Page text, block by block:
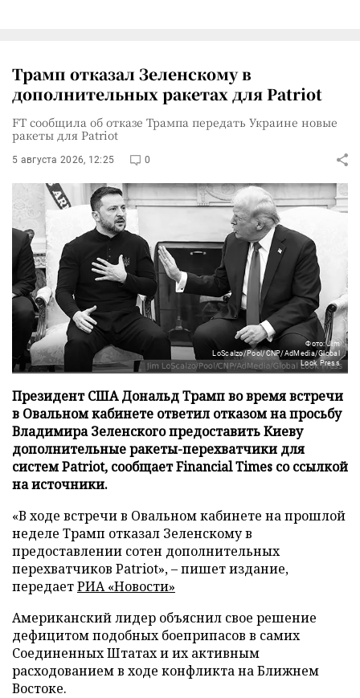
Трамп отказал Зеленскому в
дополнительных ракетах для Patriot
FT сообщила об отказе Трампа передать Украине новые
ракеты для Patriot
5 августа 2026, 12:25 0
Фото: Jim
LoScalzo/Pool/CNP/AdMedia/Global
Look Press
Президент США Дональд Трамп во время встречи
в Овальном кабинете ответил отказом на просьбу
Владимира Зеленского предоставить Киеву
дополнительные ракеты-перехватчики для
систем Patriot, сообщает Financial Times со ссылкой
на источники.
«В ходе встречи в Овальном кабинете на прошлой
неделе Трамп отказал Зеленскому в
предоставлении сотен дополнительных
перехватчиков Patriot», – пишет издание,
передаетРИА «Новости»
Американский лидер объяснил свое решение
дефицитом подобных боеприпасов в самих
Соединенных Штатах и их активным
расходованием в ходе конфликта на Ближнем
Востоке.